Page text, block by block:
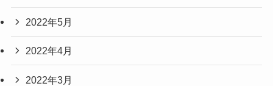
2022年5月
2022年4月
2022年3月